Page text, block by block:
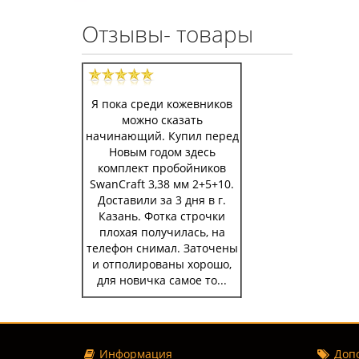
Отзывы- товары
Я пока среди кожевников
можно сказать
начинающий. Купил перед
Новым годом здесь
комплект пробойников
SwanCraft 3,38 мм 2+5+10.
Доставили за 3 дня в г.
Казань. Фотка строчки
плохая получилась, на
телефон снимал. Заточены
и отполированы хорошо,
для новичка самое то...
Информация